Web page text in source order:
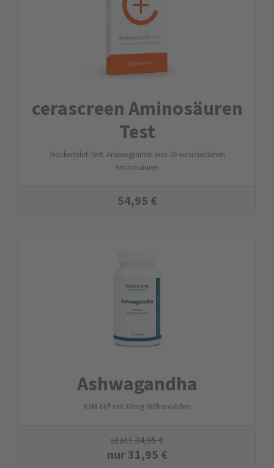
cerascreen Aminosäuren
Test
Trockenblut-Test: Aminogramm von 26 verschiedenen
Aminosäuren
54,95 €
Ashwagandha
KSM-66® mit 30 mg Withanoliden
statt34,95€
nur31,95 €